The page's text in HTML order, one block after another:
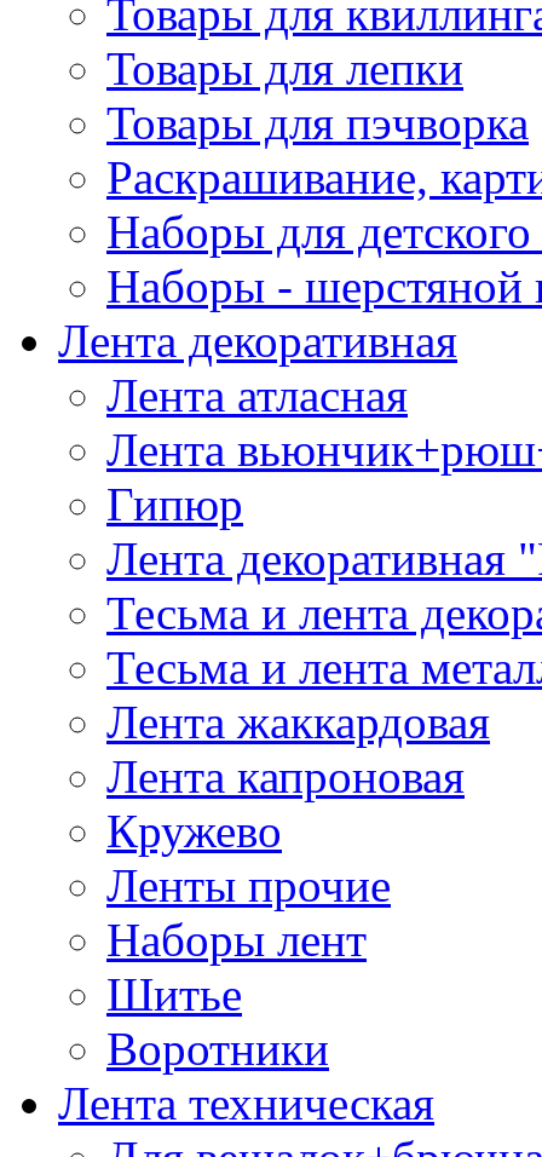
Товары для
Товары для лепки
Товары для пэчворка
Раскрашивание,
Наборы для
Наборы - шерстяной
Лента декоративная
Лента атласная
Лента
Гипюр
Лента декоративная
Тесьма и лента
Тесьма и лента
Лента жаккардовая
Лента капроновая
Кружево
Ленты прочие
Наборы лент
Шитье
Воротники
Лента техническая